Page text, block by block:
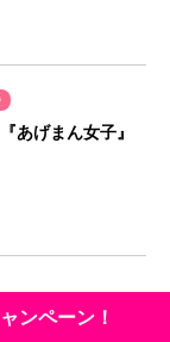
あげまん女子』
ンペーン！